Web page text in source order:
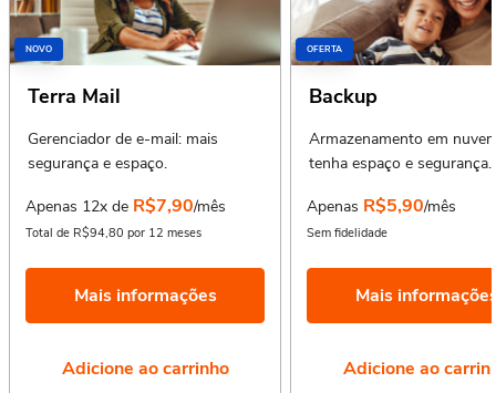
NOVO
Terra Mail
Gerenciador de e-mail: mais
segurança e espaço.
Apenas 12x de R$7,90/mês
Total de R$94,80 por 12 meses
Mais informações
Adicione ao carrinho
OFERTA
Backup
Armazenamento em
tenha espaço e segurança.
Apenas R$5,90/mês
Sem fidelidade
Mais
Adicione ao